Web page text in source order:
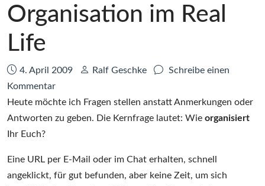
Organisation im Real
Life
Datum:
4. April 2009 Autor:
Ralf Geschke
Schreibe einen
Kommentarzu
Organisation
im
Heute möchte ich Fragen stellen anstatt Anmerkungen oder
Antworten zu geben. Die Kernfrage lautet: Wie organisiert
Ihr Euch?
Eine URL per E-Mail oder im Chat erhalten, schnell
angeklickt, für gut befunden, aber keine Zeit, um sich